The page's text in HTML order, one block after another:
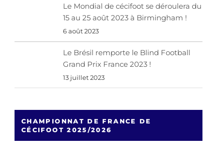
Le Mondial de cécifoot se déroulera du
15 au 25 août 2023 à Birmingham !
6 août 2023
Le Brésil remporte le Blind Football
Grand Prix France 2023 !
13 juillet 2023
CHAMPIONNAT DE FRANCE DE
CÉCIFOOT 2025/2026